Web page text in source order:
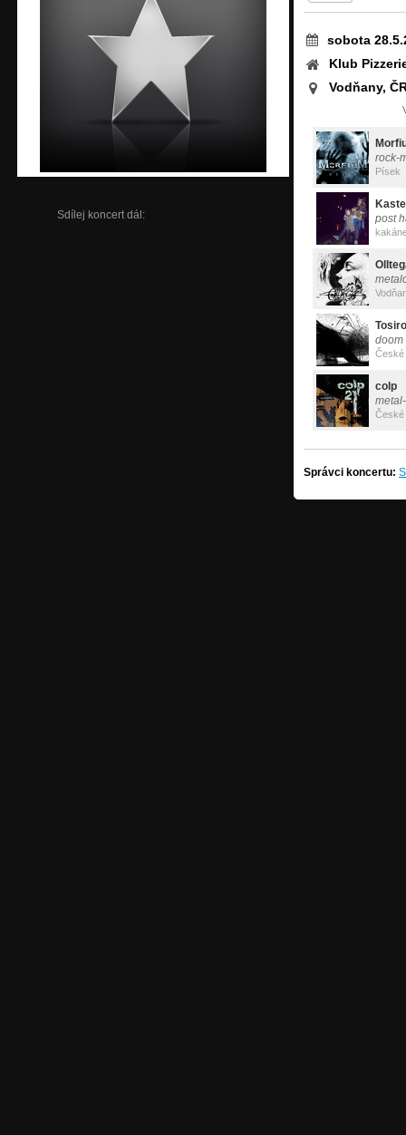
Sdílej koncert dál:
sobota
Klub
Vodňany,
rock-
Písek
post
Tosiro
doom
České
colp
České
Správci koncertu: